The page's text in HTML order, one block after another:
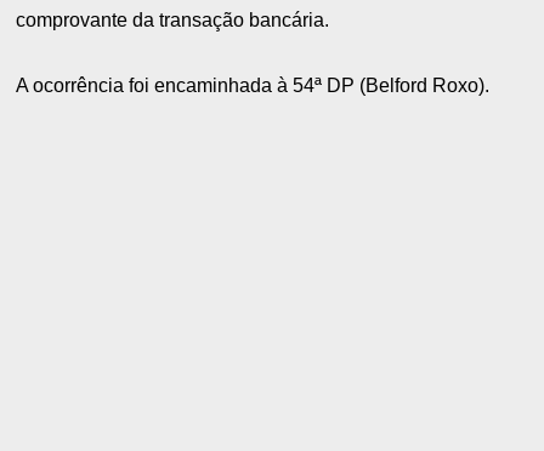
comprovante da transação bancária.
A ocorrência foi encaminhada à 54ª DP (Belford Roxo).